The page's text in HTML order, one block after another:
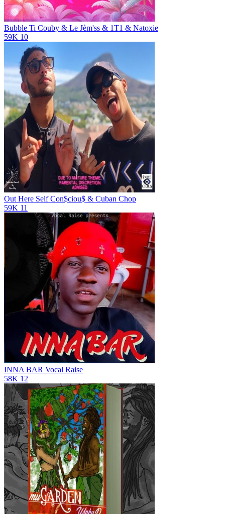
Bubble Ti Couby & Le Jèm'ss & 1T1 & Natoxie
59K 10
Out Here Self Con$ciou$ & Cuban Chop
59K 11
INNA BAR Vocal Raise
58K 12